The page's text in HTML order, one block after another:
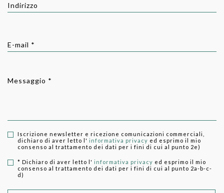
Indirizzo
E-mail *
Messaggio *
Iscrizione newsletter e ricezione comunicazioni commerciali,
dichiaro di aver letto l' informativa privacy ed esprimo il mio
consenso al trattamento dei dati per i fini di cui al punto 2e)
* Dichiaro di aver letto l' informativa privacy ed esprimo il mio
consenso al trattamento dei dati per i fini di cui al punto 2a-b-c-
d)